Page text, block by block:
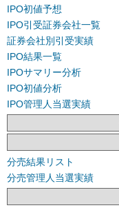
IPO初値予想
IPO引受証券会社一覧
証券会社別引受実績
IPO結果一覧
IPOサマリー分析
IPO初値分析
IPO管理人当選実績
分売結果リスト
分売管理人当選実績